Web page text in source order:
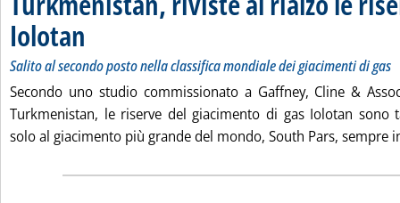
Iolotan
Salito al secondo posto nella classifica mondiale dei giacimenti di gas
Secondo uno studio commissionato a Gaffney, Cline &
Turkmenistan, le riserve del giacimento di gas Iolotan sono
solo al giacimento più grande del mondo, South Pars, sempre